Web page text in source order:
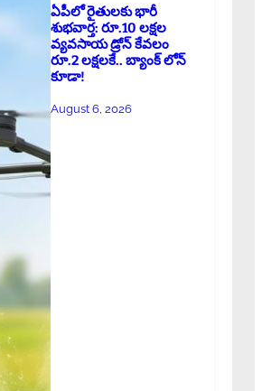
ఏపీలో రైతులకు భారీ
శుభవార్త: రూ.10 లక్షల
వ్యవసాయ డ్రోన్ కేవలం
రూ.2 లక్షలకే.. బ్యాంక్ లోన్
కూడా!
August 6, 2026